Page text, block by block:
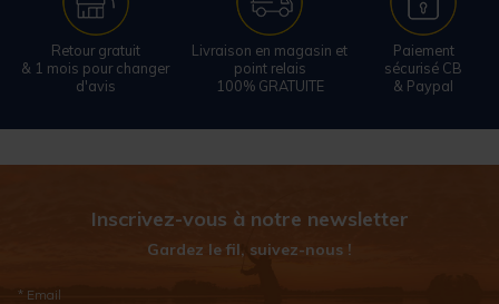
Retour gratuit
& 1 mois pour changer
d'avis
Livraison en magasin et
point relais
100% GRATUITE
Paiement
sécurisé CB
& Paypal
Inscrivez-vous à notre newsletter
Gardez le fil, suivez-nous !
* Email